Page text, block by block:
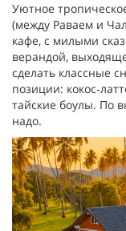
Уютное
(между Раваем и
кафе, с милыми
верандой,
сделать классные
позиции:
тайские боулы. По
надо.